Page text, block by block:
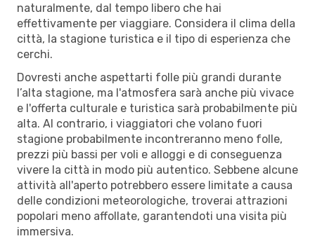
naturalmente, dal tempo libero che hai
effettivamente per viaggiare. Considera il clima della
città, la stagione turistica e il tipo di esperienza che
cerchi.
Dovresti anche aspettarti folle più grandi durante
l’alta stagione, ma l'atmosfera sarà anche più vivace
e l'offerta culturale e turistica sarà probabilmente più
alta. Al contrario, i viaggiatori che volano fuori
stagione probabilmente incontreranno meno folle,
prezzi più bassi per voli e alloggi e di conseguenza
vivere la città in modo più autentico. Sebbene alcune
attività all'aperto potrebbero essere limitate a causa
delle condizioni meteorologiche, troverai attrazioni
popolari meno affollate, garantendoti una visita più
immersiva.